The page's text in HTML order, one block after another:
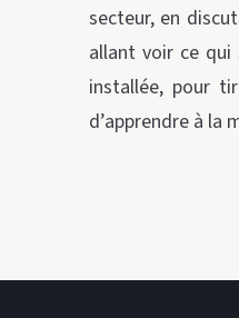
secteur, en
allant voir ce qui
installée, pour
d’apprendre à la